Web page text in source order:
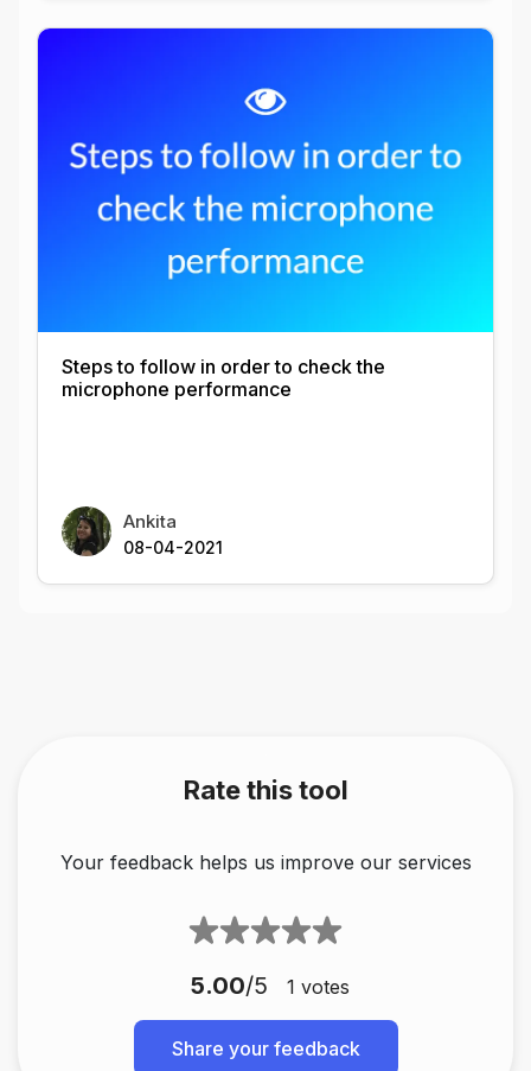
Steps to follow in order to check the
microphone performance
Ankita
08-04-2021
Rate this tool
Your feedback helps us improve our services
5.00/5 1 votes
Share your feedback